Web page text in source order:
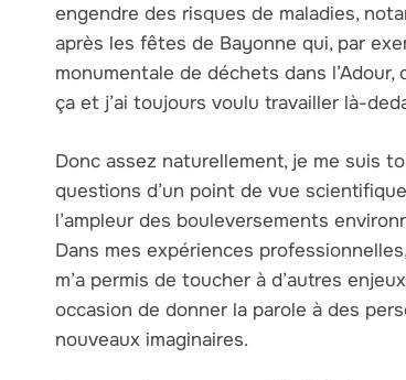
engendre des risques de maladies,
après les fêtes de Bayonne qui, par
monumentale de déchets dans
ça et j’ai toujours voulu travailler là-
Donc assez naturellement, je me suis
questions d’un point de vue
l’ampleur des bouleversements
Dans mes expériences
m’a permis de toucher à d’autres
occasion de donner la parole à des
nouveaux imaginaires.